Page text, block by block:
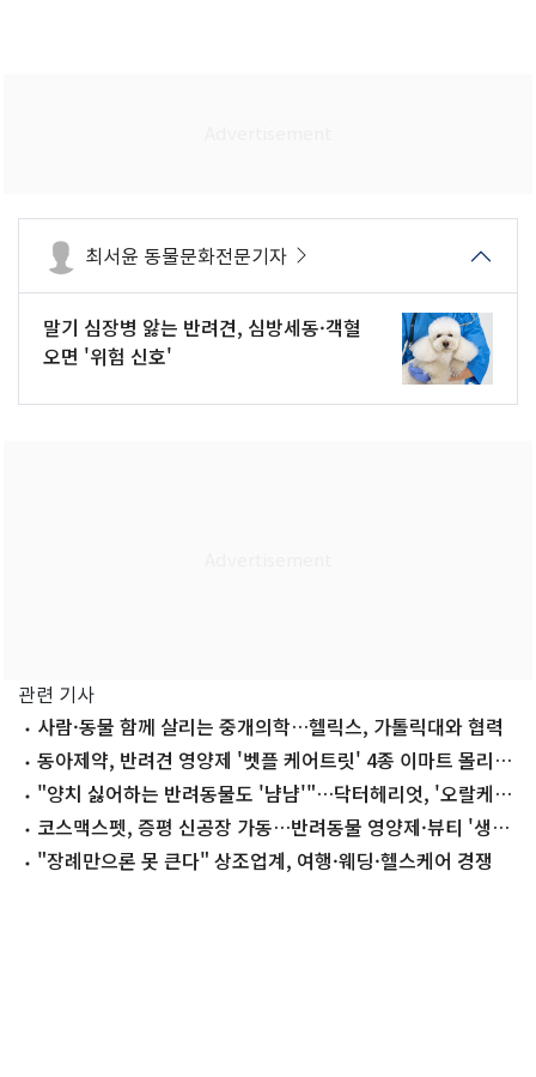
최서윤 동물문화전문기자
말기 심장병 앓는 반려견, 심방세동·객혈
오면 '위험 신호'
관련 기사
사람·동물 함께 살리는 중개의학…헬릭스, 가톨릭대와 협력
동아제약, 반려견 영양제 '벳플 케어트릿' 4종 이마트 몰리스
펫 출시
"양치 싫어하는 반려동물도 '냠냠'"…닥터헤리엇, '오랄케어'
출시코스맥스펫, 증평 신공장 가동…반려동물 영양제·뷰티 '생산
기지'
"장례만으론 못 큰다" 상조업계, 여행·웨딩·헬스케어 경쟁